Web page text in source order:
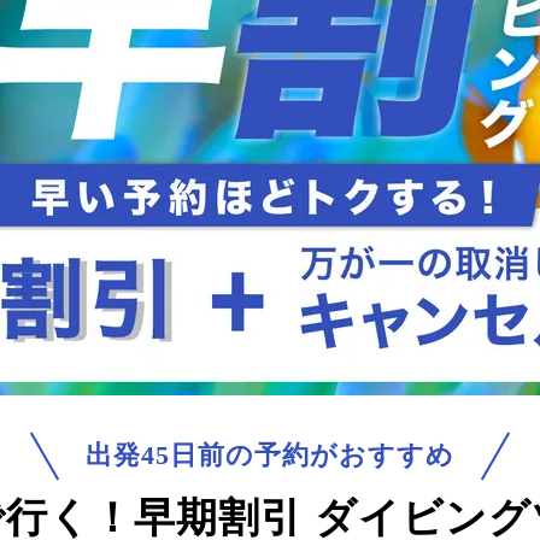
出発45日前の予約がおすすめ
く！ 早期割引 ダイビン